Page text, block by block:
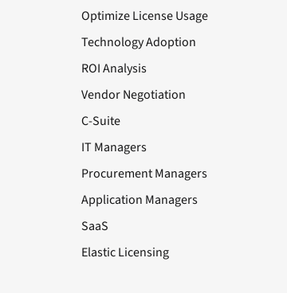
Optimize License Usage
Technology Adoption
ROI Analysis
Vendor Negotiation
C-Suite
IT Managers
Procurement Managers
Application Managers
SaaS
Elastic Licensing